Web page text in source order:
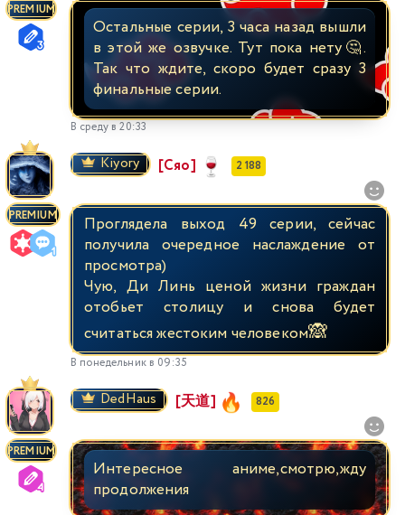
PREMIUM
Остальные серии, 3 часа назад вышли
в этой же озвучке. Тут пока нету🤔.
Так что ждите, скоро будет сразу 3
финальные серии.
В среду в 20:33
PREMIUM
Kiyory [Сяо] 2 188
Проглядела выход 49 серии, сейчас
получила очередное наслаждение от
просмотра)
Чую, Ди Линь ценой жизни граждан
отобьет столицу и снова будет
считаться жестоким человеком🙈
В понедельник в 09:35
PREMIUM
DedHaus [天道] 826
Интересное аниме,смотрю,жду
продолжения